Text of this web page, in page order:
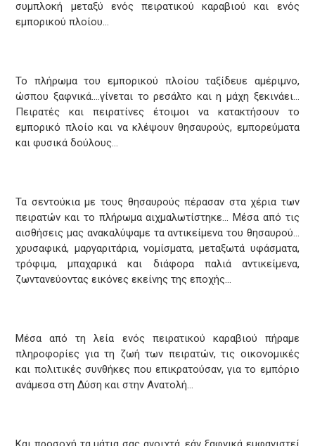
συμπλοκή μεταξύ ενός πειρατικού καραβιού και ενός
εμπορικού πλοίου…
Το πλήρωμα του εμπορικού πλοίου ταξίδευε αμέριμνο,
ώσπου ξαφνικά….γίνεται το ρεσάλτο και η μάχη ξεκινάει…
Πειρατές και πειρατίνες έτοιμοι να κατακτήσουν το
εμπορικό πλοίο και να κλέψουν θησαυρούς, εμπορεύματα
και φυσικά δούλους…
Τα σεντούκια με τους θησαυρούς πέρασαν στα χέρια των
πειρατών και το πλήρωμα αιχμαλωτίστηκε… Μέσα από τις
αισθήσεις μας ανακαλύψαμε τα αντικείμενα του θησαυρού…
χρυσαφικά, μαργαριτάρια, νομίσματα, μεταξωτά υφάσματα,
τρόφιμα, μπαχαρικά και διάφορα παλιά αντικείμενα,
ζωντανεύοντας εικόνες εκείνης της εποχής…
Μέσα από τη λεία ενός πειρατικού καραβιού πήραμε
πληροφορίες για τη ζωή των πειρατών, τις οικονομικές
και πολιτικές συνθήκες που επικρατούσαν, για το εμπόριο
ανάμεσα στη Δύση και στην Ανατολή…